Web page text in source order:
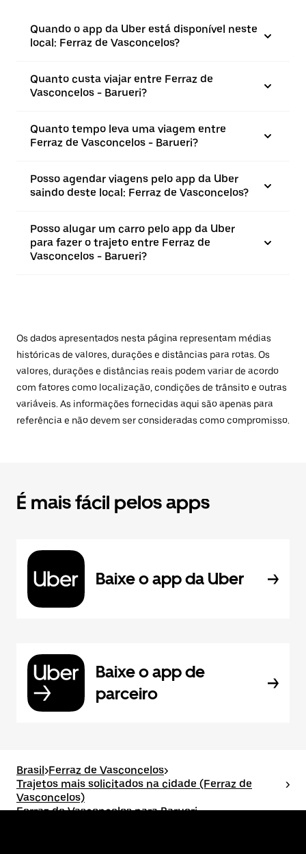
Quando o app da Uber está disponível neste
local: Ferraz de Vasconcelos?
Quanto custa viajar entre Ferraz de
Vasconcelos - Barueri?
Quanto tempo leva uma viagem entre
Ferraz de Vasconcelos - Barueri?
Posso agendar viagens pelo app da Uber
saindo deste local: Ferraz de Vasconcelos?
Posso alugar um carro pelo app da Uber
para fazer o trajeto entre Ferraz de
Vasconcelos - Barueri?
Os dados apresentados nesta página representam médias
históricas de valores, durações e distâncias para rotas. Os
valores, durações e distâncias reais podem variar de acordo
com fatores como localização, condições de trânsito e outras
variáveis. As informações fornecidas aqui são apenas para
referência e não devem ser consideradas como compromisso.
É mais fácil pelos apps
Baixe o app da Uber
Baixe o app de
parceiro
Brasil>Ferraz de Vasconcelos>
Trajetos mais solicitados na cidade (Ferraz de
Vasconcelos)
>
Ferraz de Vasconcelos para Barueri